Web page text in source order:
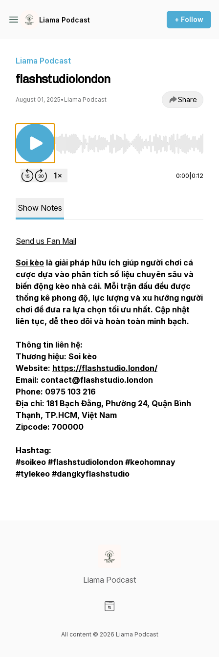
Liama Podcast + Follow
Liama Podcast
flashstudiolondon
August 01, 2025• Liama Podcast Share
Use Left/Right to seek, Home/End to jump to
0:00 0:12
Show Notes
Send us Fan Mail
Soi kèo là giải pháp hữu ích giúp người chơi cá
cược dựa vào phân tích số liệu chuyên sâu và
biến động kèo nhà cái. Mỗi trận đấu đều được
thống kê phong độ, lực lượng và xu hướng người
chơi để đưa ra lựa chọn tối ưu nhất. Cập nhật
liên tục, dễ theo dõi và hoàn toàn minh bạch.
Thông tin liên hệ:
Thương hiệu: Soi kèo
Website: https://flashstudio.london/
Email: contact@flashstudio.london
Phone: 0975 103 216
Địa chỉ: 181 Bạch Đằng, Phường 24, Quận Bình
Thạnh, TP.HCM, Việt Nam
Zipcode: 700000
Hashtag:
#soikeo #flashstudiolondon #keohomnay
#tylekeo #dangkyflashstudio
Liama Podcast
All content © 2026 Liama Podcast